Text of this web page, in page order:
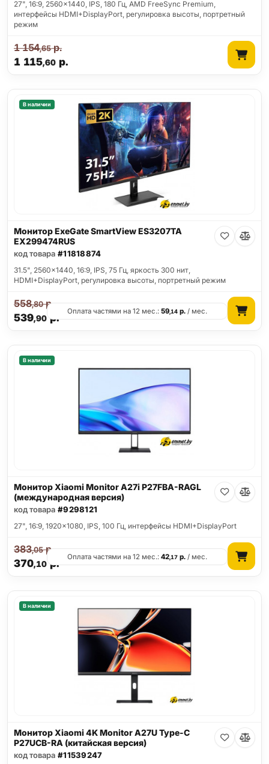
27", 16:9, 2560x1440, IPS, 180 Гц, AMD FreeSync Premium,
интерфейсы HDMI+DisplayPort, регулировка высоты, портретный
режим
1 115,60 р.
1 154,65р.
В наличии
Монитор ExeGate SmartView ES3207TA
EX299474RUS
код товара #11818874
31.5", 2560x1440, 16:9, IPS, 75 Гц, яркость 300 нит,
HDMI+DisplayPort, регулировка высоты, портретный режим
539,90р.
558,80р.
Оплата частями на 12 мес.:59,14 р. / мес.
В наличии
Монитор Xiaomi Monitor A27i P27FBA-RAGL
(международная версия)
код товара #9298121
27", 16:9, 1920x1080, IPS, 100 Гц, интерфейсы HDMI+DisplayPort
370,10р.
383,05р.
Оплата частями на 12 мес.:42,17 р. / мес.
В наличии
Монитор Xiaomi 4K Monitor A27U Type-C
P27UCB-RA (китайская версия)
код товара #11539247